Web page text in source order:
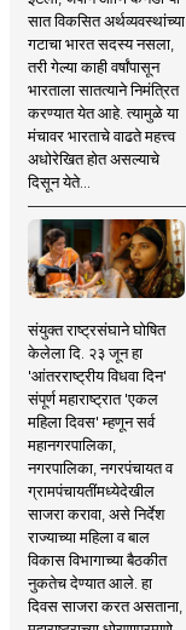
सात विकसित अर्थव्यवस्थांच्या
गटाचा भारत सदस्य नसला,
तरी गेल्या काही वर्षांपासून
भारताला सातत्याने निमंत्रित
करण्यात येत आहे. त्यामुळे या
मंचावर भारताचे वाढते महत्त्व
अधोरेखित होत असल्याचे
दिसून येते...
संयुक्त राष्ट्रसंघाने घोषित
केलेला दि. २३ जून हा
'आंतरराष्ट्रीय विधवा दिन'
संपूर्ण महाराष्ट्रात 'एकल
महिला दिवस' म्हणून सर्व
महानगरपालिका,
नगरपालिका, नगरपंचायत व
ग्रामपंचायतींमध्येदेखील
साजरा करावा, असे निर्देश
राज्याच्या महिला व बाल
विकास विभागाच्या बैठकीत
नुकतेच देण्यात आले. हा
दिवस साजरा करत असताना,